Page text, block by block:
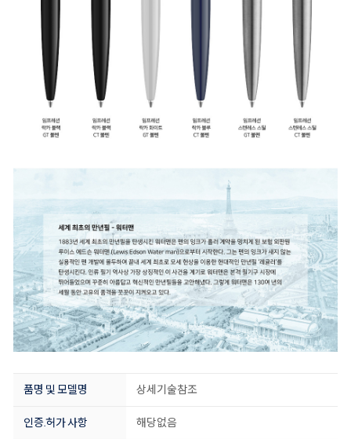
품명 및 모델명 상세기술참조
인증.허가 사항 해당없음